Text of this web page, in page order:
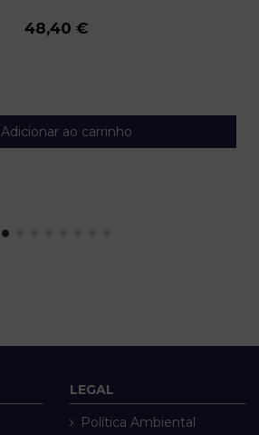
48,40 €
Adicionar ao carrinho
LEGAL
Política Ambiental